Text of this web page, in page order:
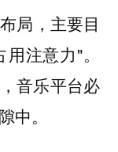
局，主要目
注意力"。
音乐平台必
中。